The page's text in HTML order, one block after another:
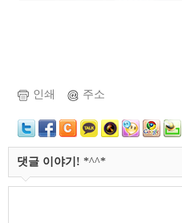
인쇄 주소
댓글 이야기! *^^*